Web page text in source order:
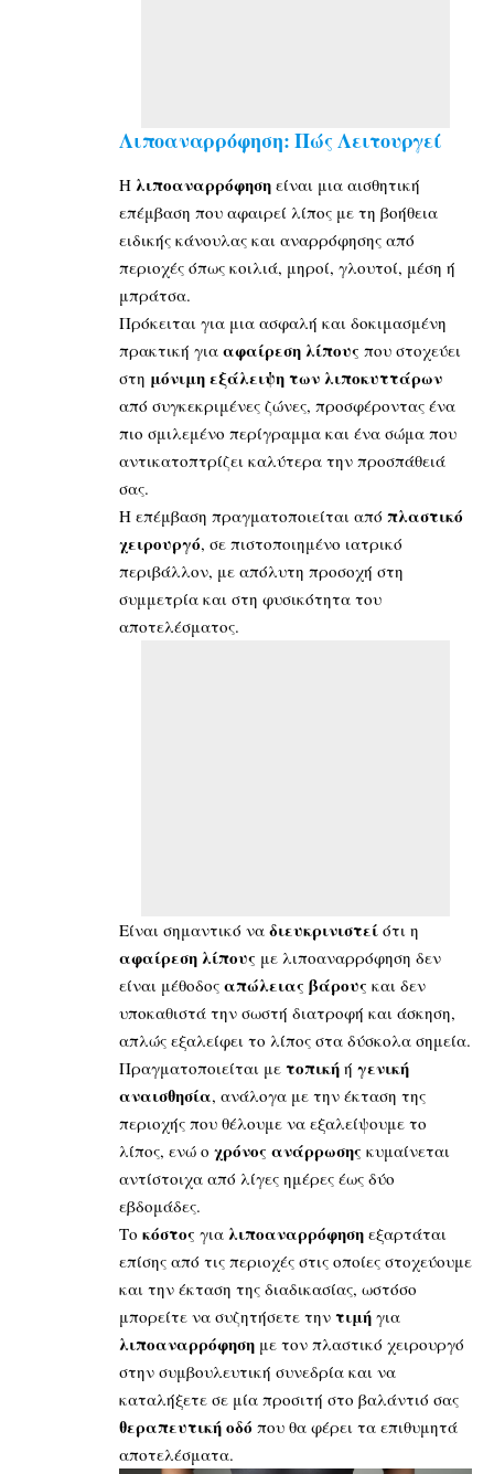
Λιποαναρρόφηση: Πώς Λειτουργεί
Η λιποαναρρόφηση είναι μια αισθητική
επέμβαση που αφαιρεί λίπος με τη βοήθεια
ειδικής κάνουλας και αναρρόφησης από
περιοχές όπως κοιλιά, μηροί, γλουτοί, μέση ή
μπράτσα.
Πρόκειται για μια ασφαλή και δοκιμασμένη
πρακτική για αφαίρεση λίπους που στοχεύει
στη μόνιμη εξάλειψη των λιποκυττάρων
από συγκεκριμένες ζώνες, προσφέροντας ένα
πιο σμιλεμένο περίγραμμα και ένα σώμα που
αντικατοπτρίζει καλύτερα την προσπάθειά
σας.
Η επέμβαση πραγματοποιείται από πλαστικό
χειρουργό, σε πιστοποιημένο ιατρικό
περιβάλλον, με απόλυτη προσοχή στη
συμμετρία και στη φυσικότητα του
αποτελέσματος.
Είναι σημαντικό να διευκρινιστεί ότι η
αφαίρεση λίπους με λιποαναρρόφηση δεν
είναι μέθοδος απώλειας βάρους και δεν
υποκαθιστά την σωστή διατροφή και άσκηση,
απλώς εξαλείφει το λίπος στα δύσκολα σημεία.
Πραγματοποιείται με τοπική ή γενική
αναισθησία, ανάλογα με την έκταση της
περιοχής που θέλουμε να εξαλείψουμε το
λίπος, ενώ ο χρόνος ανάρρωσης κυμαίνεται
αντίστοιχα από λίγες ημέρες έως δύο
εβδομάδες.
Το κόστος για λιποαναρρόφηση εξαρτάται
επίσης από τις περιοχές στις οποίες στοχεύουμε
και την έκταση της διαδικασίας, ωστόσο
μπορείτε να συζητήσετε την τιμή για
λιποαναρρόφηση με τον πλαστικό χειρουργό
στην συμβουλευτική συνεδρία και να
καταλήξετε σε μία προσιτή στο βαλάντιό σας
θεραπευτική οδό που θα φέρει τα επιθυμητά
αποτελέσματα.